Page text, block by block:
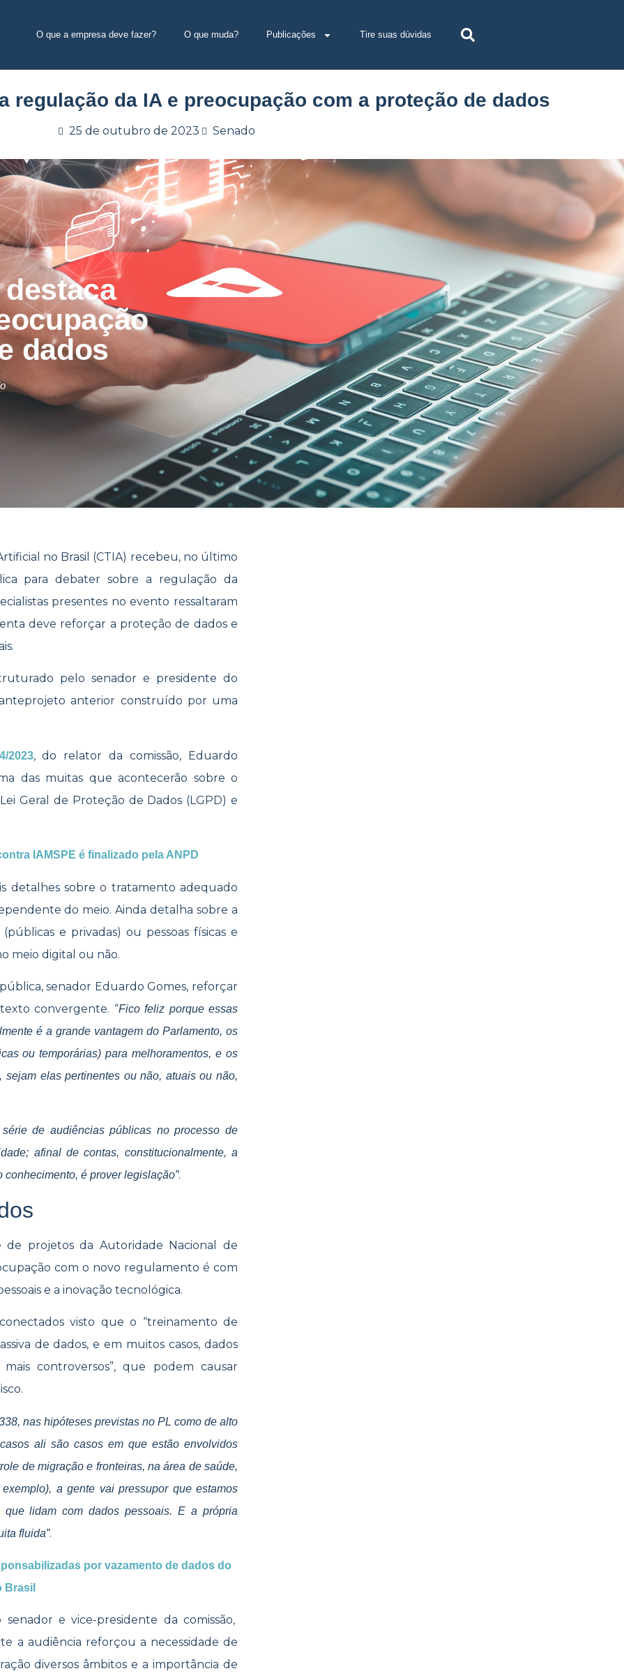
O que a empresa deve fazer? O que muda? Publicações Tire suas dúvidas
regulação da IA e preocupação com a proteção de dados
25 de outubro de 2023 Senado
dados
no Brasil (CTIA) recebeu, no último
para debater sobre a regulação da
presentes no evento ressaltaram
deve reforçar a proteção de dados e
pelo senador e presidente do
anterior construído por uma
2023, do relator da comissão, Eduardo
das muitas que acontecerão sobre o
Geral de Proteção de Dados (LGPD) e
IAMSPE é finalizado pela ANPD
detalhes sobre o tratamento adequado
do meio. Ainda detalha sobre a
e privadas) ou pessoas físicas e
meio digital ou não.
senador Eduardo Gomes, reforçar
convergente. “Fico feliz porque essas
é a grande vantagem do Parlamento, os
ou temporárias) para melhoramentos, e os
sejam elas pertinentes ou não, atuais ou não,
de audiências públicas no processo de
afinal de contas, constitucionalmente, a
é prover legislação”.
de projetos da Autoridade Nacional de
com o novo regulamento é com
e a inovação tecnológica.
visto que o “treinamento de
de dados, e em muitos casos, dados
controversos”, que podem causar
nas hipóteses previstas no PL como de alto
ali são casos em que estão envolvidos
de migração e fronteiras, na área de saúde,
a gente vai pressupor que estamos
lidam com dados pessoais. E a própria
fluida”.
por vazamento de dados do
Brasil
e vice-presidente da comissão,
a audiência reforçou a necessidade de
diversos âmbitos e a importância de